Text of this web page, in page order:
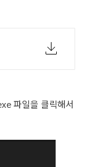
파일을 클릭해서